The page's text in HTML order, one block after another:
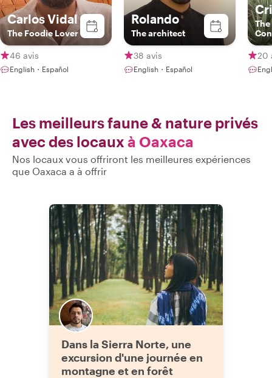
Carlos Vidal
The Foodie Lover
46 avis
English・Español
Rolando
The architect
38 avis
English・Español
20
Les meilleurs faune & nature privés
avec des locaux à Oaxaca
Nos locaux vous offriront les meilleures expériences
que Oaxaca a à offrir
Dans la Sierra Norte, une
excursion d'une journée en
montagne et en forêt